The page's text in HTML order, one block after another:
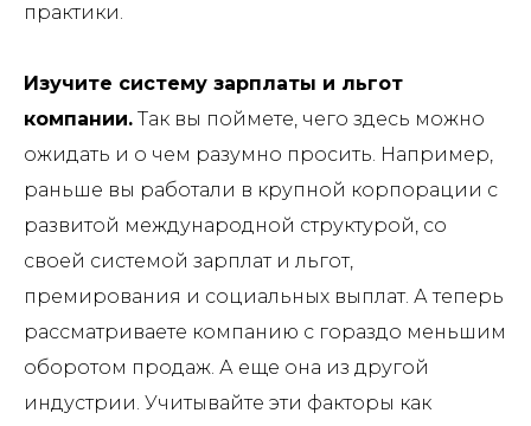
практики.
Изучите систему зарплаты и льгот
компании. Так вы поймете, чего здесь можно
ожидать и о чем разумно просить. Например,
раньше вы работали в крупной корпорации с
развитой международной структурой, со
своей системой зарплат и льгот,
премирования и социальных выплат. А теперь
рассматриваете компанию с гораздо меньшим
оборотом продаж. А еще она из другой
индустрии. Учитывайте эти факторы как